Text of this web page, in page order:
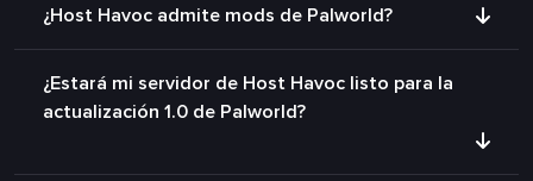
¿Host Havoc admite mods de Palworld?
¿Estará mi servidor de Host Havoc listo para la
actualización 1.0 de Palworld?